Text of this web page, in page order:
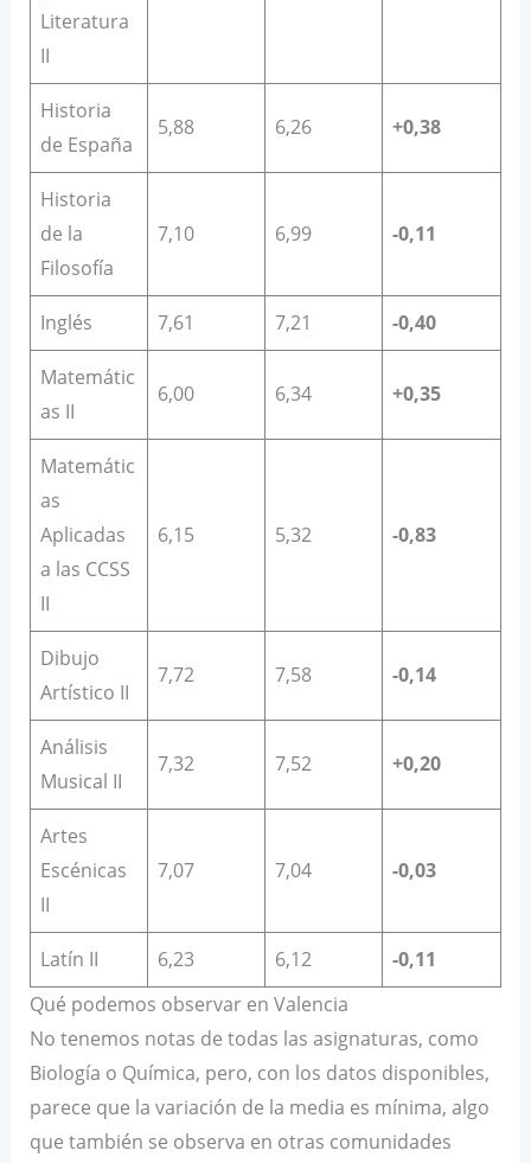
Literatura
II
Historia
de España
5,88 6,26 +0,38
Historia
de la
Filosofía
7,10 6,99 -0,11
Inglés 7,61 7,21 -0,40
Matemátic
as II
6,00 6,34 +0,35
Matemátic
as
Aplicadas
a las CCSS
II
6,15 5,32 -0,83
Dibujo
Artístico II
7,72 7,58 -0,14
Análisis
Musical II
7,32 7,52 +0,20
Artes
Escénicas
II
7,07 7,04 -0,03
Latín II 6,23 6,12
-0,11
Qué podemos observar en Valencia
No tenemos notas de todas las asignaturas, como
Biología o Química, pero, con los datos disponibles,
parece que la variación de la media es mínima, algo
que también se observa en otras comunidades